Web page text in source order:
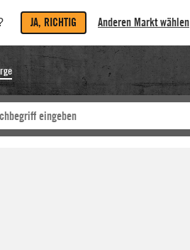
JA, RICHTIG Anderen Markt wählen